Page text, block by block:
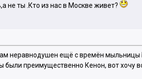
не ты .Кто из нас в Москве живет?
неравнодушен ещё с времён
преимущественно Кенон, вот хочу